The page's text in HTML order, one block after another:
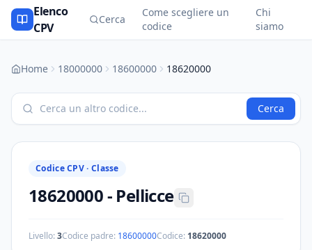
Elenco
CPV
Cerca
Come scegliere un
codice
Chi
siamo
Home 18000000 18600000 18620000
Cerca
Codice CPV · Classe
18620000- Pellicce
Livello:3Codice padre: 18600000Codice: 18620000